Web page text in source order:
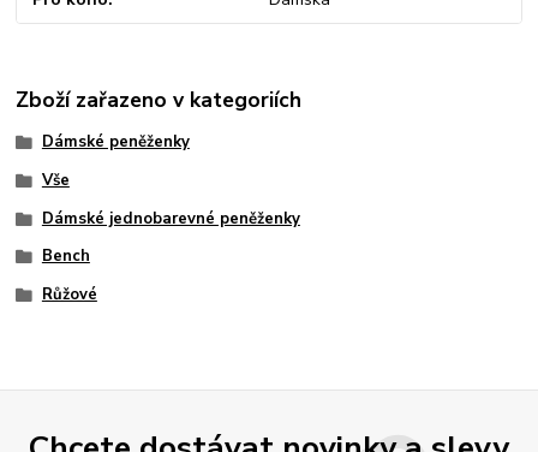
Zboží zařazeno v kategoriích
Dámské peněženky
Vše
Dámské jednobarevné peněženky
Bench
Růžové